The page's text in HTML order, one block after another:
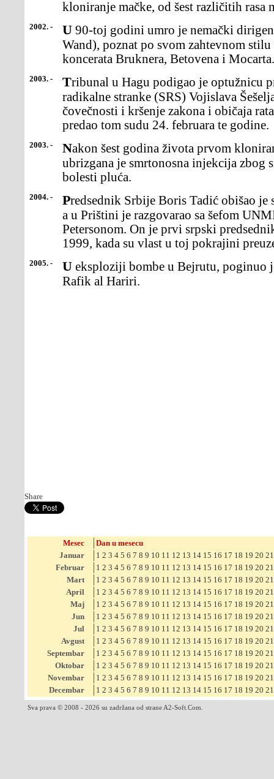
kloniranje mačke, od šest različitih rasa
2002. - U 90-toj godini umro je nemački dirigent Ginter Vand (Guenter
Wand), poznat po svom zahtevnom
koncerata Bruknera, Betovena i Mocarta.
2003. - Tribunal u Hagu podigao je optužnicu protiv lidera Srpske
radikalne stranke (SRS) Vojislava
čovečnosti i kršenje zakona i običaja
predao tom sudu 24. februara te godine.
2003. - Nakon šest godina života prvom kloniranom sisaru, ovci Doli,
ubrizgana je smrtonosna injekcija zbog
bolesti pluća.
2004. - Predsednik Srbije Boris Tadić obišao je srpske enklave na Kosovu,
a u Prištini je razgovarao sa šefom
Petersonom. On je prvi srpski
1999, kada su vlast u toj pokrajini
2005. - U eksploziji bombe u Bejrutu, poginuo je bivši libanski premijer
Rafik al Hariri.
Share
Mesec
Dan u mesecu
Januar
1 2 3 4 5 6 7 8 9 10 11 12 13 14 15 16 17 18 19 20 21
Februar
1 2 3 4 5 6 7 8 9 10 11 12 13 14 15 16 17 18 19 20 21
Mart
1 2 3 4 5 6 7 8 9 10 11 12 13 14 15 16 17 18 19 20 21
April
1 2 3 4 5 6 7 8 9 10 11 12 13 14 15 16 17 18 19 20 21
Maj
1 2 3 4 5 6 7 8 9 10 11 12 13 14 15 16 17 18 19 20 21
Jun
1 2 3 4 5 6 7 8 9 10 11 12 13 14 15 16 17 18 19 20 21
Jul
1 2 3 4 5 6 7 8 9 10 11 12 13 14 15 16 17 18 19 20 21
Avgust
1 2 3 4 5 6 7 8 9 10 11 12 13 14 15 16 17 18 19 20 21
Septembar
1 2 3 4 5 6 7 8 9 10 11 12 13 14 15 16 17 18 19 20 21
Oktobar
1 2 3 4 5 6 7 8 9 10 11 12 13 14 15 16 17 18 19 20 21
Novembar
1 2 3 4 5 6 7 8 9 10 11 12 13 14 15 16 17 18 19 20 21
Decembar
1 2 3 4 5 6 7 8 9 10 11 12 13 14 15 16 17 18 19 20 21
Sva prava © 2008 - 2026 su zadržana od strane A2-Soft.Com.